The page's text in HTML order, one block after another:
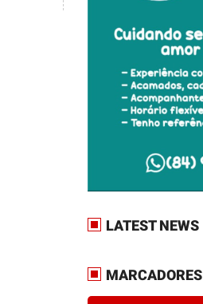
LATEST NEWS
MARCADORES